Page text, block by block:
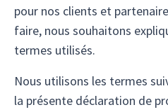
pour nos clients et
faire, nous souhaitons
termes utilisés.
Nous utilisons les termes
la présente déclaration de